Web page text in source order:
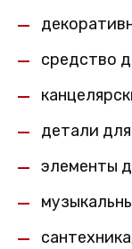
средство
детали
элементы